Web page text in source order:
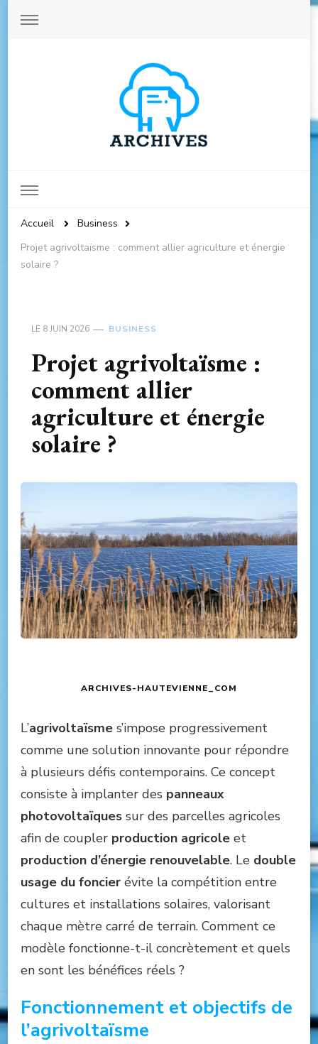
Accueil
Business
Projet agrivoltaïsme : comment allier agriculture et énergie
solaire ?
LE 8 JUIN 2026 BUSINESS
Projet agrivoltaïsme :
comment allier
agriculture et énergie
solaire ?
ARCHIVES-HAUTEVIENNE_COM
L’agrivoltaïsme s’impose progressivement
comme une solution innovante pour répondre
à plusieurs défis contemporains. Ce concept
consiste à implanter des panneaux
photovoltaïques sur des parcelles agricoles
afin de coupler production agricole et
production d’énergie renouvelable. Le double
usage du foncier évite la compétition entre
cultures et installations solaires, valorisant
chaque mètre carré de terrain. Comment ce
modèle fonctionne-t-il concrètement et quels
en sont les bénéfices réels ?
Fonctionnement et objectifs de
l’agrivoltaïsme